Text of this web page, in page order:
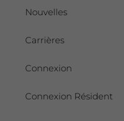
Nouvelles
Carrières
Connexion
Connexion Résident